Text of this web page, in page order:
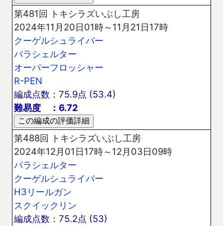
第481回 トキシラズいぶし工房
2024年11月20日01時～11月21日17時
クーゲルシュライバー
パラシェルター
オーバーフロッシャー
R-PEN
編成点数：75.9点 (53.4)
難易度 ：6.72
第488回 トキシラズいぶし工房
2024年12月01日17時～12月03日09時
パラシェルター
クーゲルシュライバー
H3リールガン
スクイックリン
編成点数：75.2点 (53)